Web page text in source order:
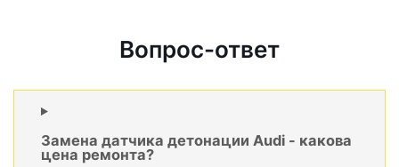
Вопрос-ответ
Замена датчика детонации Audi - какова
цена ремонта?